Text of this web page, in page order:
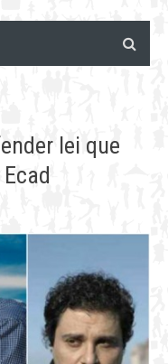
lei que